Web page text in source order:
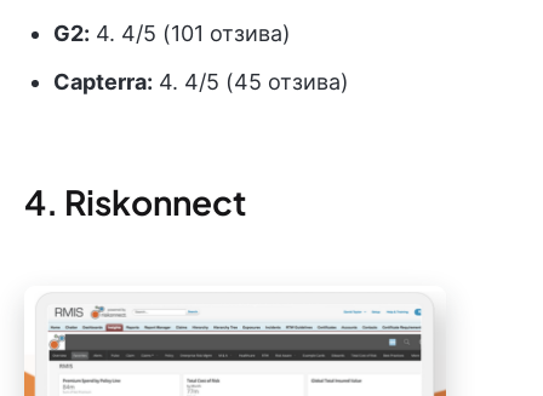
G2: 4. 4/5 (101 отзива)
Capterra: 4. 4/5 (45 отзива)
4. Riskonnect